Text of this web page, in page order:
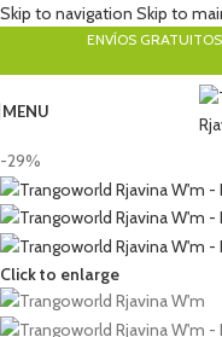
Skip to navigation Skip to
ENVÍOS
MENU
-29%
Click to enlarge